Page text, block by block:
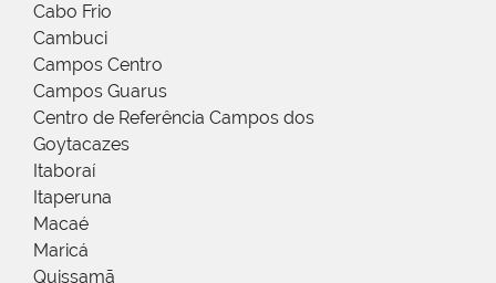
Cabo Frio
Cambuci
Campos Centro
Campos Guarus
Centro de Referência Campos dos
Goytacazes
Itaboraí
Itaperuna
Macaé
Maricá
Quissamã